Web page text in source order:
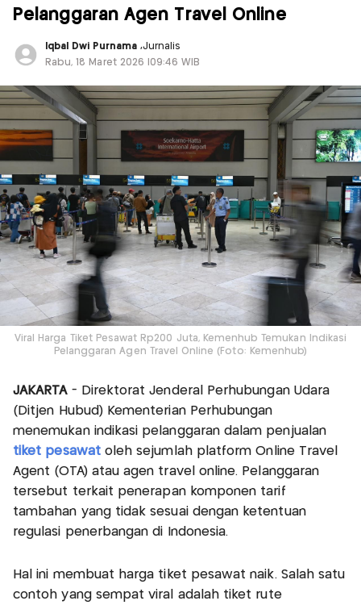
Pelanggaran Agen Travel Online
Iqbal Dwi Purnama ,Jurnalis
Rabu, 18 Maret 2026 |09:46 WIB
Viral Harga Tiket Pesawat Rp200 Juta, Kemenhub Temukan Indikasi
Pelanggaran Agen Travel Online (Foto: Kemenhub)
JAKARTA- Direktorat Jenderal Perhubungan Udara
(Ditjen Hubud) Kementerian Perhubungan
menemukan indikasi pelanggaran dalam penjualan
tiket pesawatoleh sejumlah platform Online Travel
Agent (OTA) atau agen travel online. Pelanggaran
tersebut terkait penerapan komponen tarif
tambahan yang tidak sesuai dengan ketentuan
regulasi penerbangan di Indonesia.
Hal ini membuat harga tiket pesawat naik. Salah satu
contoh yang sempat viral adalah tiket rute